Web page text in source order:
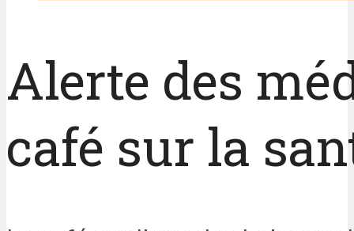
Alerte des
café sur la